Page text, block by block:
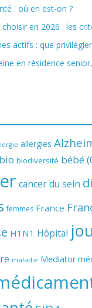
: où en est-on ?
en 2026 : les
actifs : que
en résidence
allergies
bio biodiversité bébé
cancer du sein
femmes France
H1N1 Hôpital
maladie Mediator